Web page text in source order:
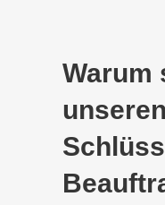
Warum
unseren